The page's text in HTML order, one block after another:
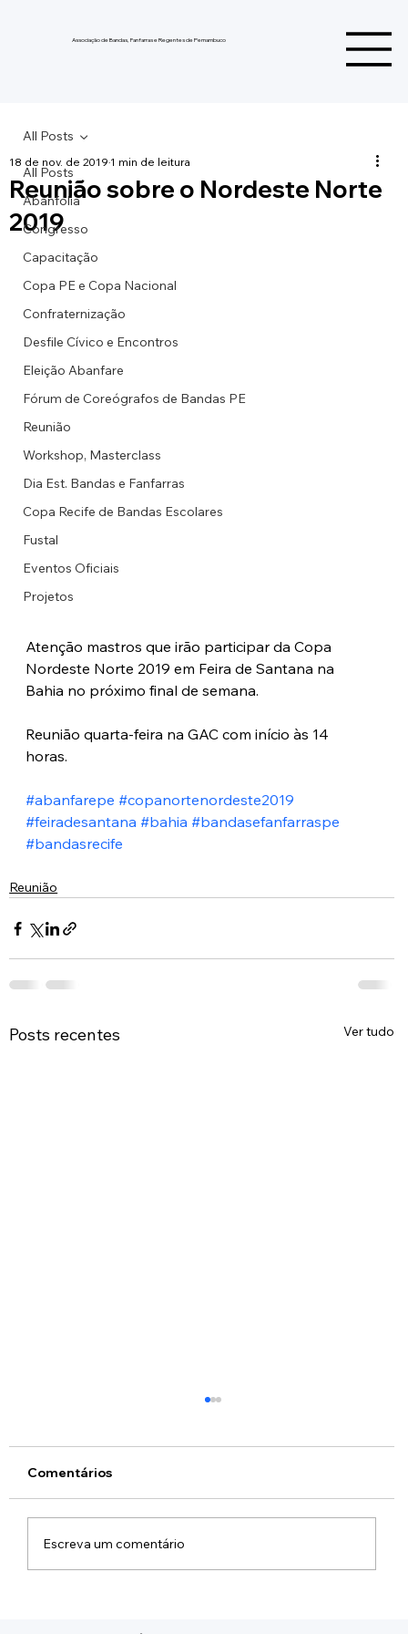
Associação de Bandas, Fanfarras e Regentes de Pernambuco
All Posts
Abanfolia
Congresso
Capacitação
Copa PE e Copa Nacional
Confraternização
Desfile Cívico e Encontros
Eleição Abanfare
Fórum de Coreógrafos de Bandas PE
Reunião
Workshop, Masterclass
Dia Est. Bandas e Fanfarras
Copa Recife de Bandas Escolares
Fustal
Eventos Oficiais
Projetos
All Posts
Reunião sobre o Nordeste Norte
2019
18 de nov. de 20191 min de leitura
Atenção mastros que irão participar da Copa
Nordeste Norte 2019 em Feira de Santana na
Bahia no próximo final de semana.
Reunião quarta-feira na GAC com início às 14
horas.
#abanfarepe #copanortenordeste2019
#feiradesantana #bahia #bandasefanfarraspe
#bandasrecife
Reunião
Posts recentes Ver tudo
Comentários
Escreva um comentário